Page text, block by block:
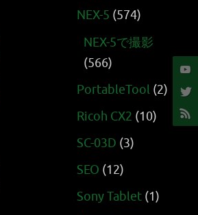
NEX-5 (574)
NEX-5で撮影
(566)
PortableTool (2)
Ricoh CX2 (10)
SC-03D (3)
SEO (12)
Sony Tablet (1)